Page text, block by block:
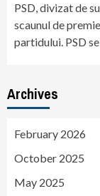
PSD, divizat de
scaunul de
partidului. PSD
Archives
February 2026
October 2025
May 2025